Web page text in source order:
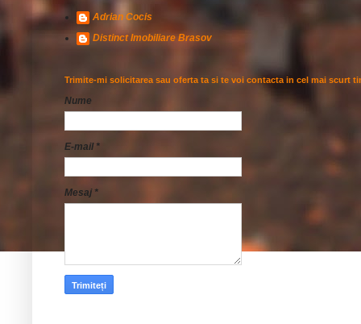
Adrian Cocis
Distinct Imobiliare Brasov
Trimite-mi solicitarea sau oferta ta si te voi contacta in cel mai scurt
Nume
E-mail *
Mesaj *